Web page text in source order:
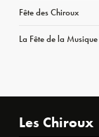
Fête des Chiroux
La Fête de la Musique
Les Chiroux